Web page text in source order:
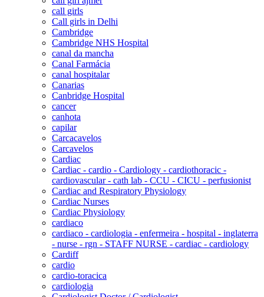
call girls
Call girls in Delhi
Cambridge
Cambridge NHS Hospital
canal da mancha
Canal Farmácia
canal hospitalar
Canarias
Canbridge Hospital
cancer
canhota
capilar
Carcacavelos
Carcavelos
Cardiac
Cardiac - cardio - Cardiology - cardiothoracic -
cardiovascular - cath lab - CCU - CICU - perfusionist
Cardiac and Respiratory Physiology
Cardiac Nurses
Cardiac Physiology
cardiaco
cardiaco - cardiologia - enfermeira - hospital - inglaterra
- nurse - rgn - STAFF NURSE - cardiac - cardiology
Cardiff
cardio
cardio-toracica
cardiologia